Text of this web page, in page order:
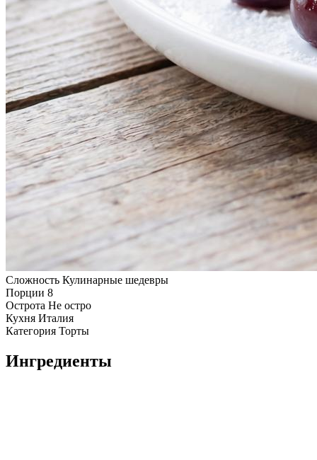
Сложность Кулинарные шедевры
Порции 8
Острота Не остро
Кухня Италия
Категория Торты
Ингредиенты